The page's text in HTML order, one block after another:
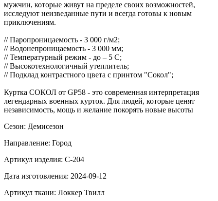
мужчин, которые живут на пределе своих возможностей,
исследуют неизведанные пути и всегда готовы к новым
приключениям.
// Паропроницаемость - 3 000 г/м2;
// Водонепроницаемость - 3 000 мм;
// Температурный режим - до – 5 С;
// Высокотехнологичный утеплитель;
// Подклад контрастного цвета с принтом "Сокол";
Куртка СОКОЛ от GP58 - это современная интерпретация
легендарных военных курток. Для людей, которые ценят
независимость, мощь и желание покорять новые высоты
Сезон: Демисезон
Направление: Город
Артикул изделия: С-204
Дата изготовления: 2024-09-12
Артикул ткани: Локкер Твилл